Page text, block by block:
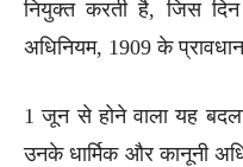
नियुक्त करती है, जिस
अधिनियम, 1909 के
1 जून से होने वाला यह
उनके धार्मिक और कानूनी